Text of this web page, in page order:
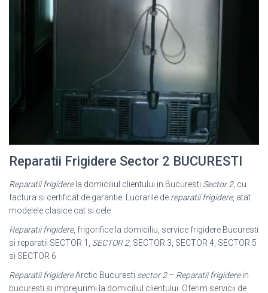
Reparatii Frigidere Sector 2 BUCURESTI
Reparatii frigiderela domiciliul clientului in Bucuresti Sector 2, cu
factura si certificat de garantie. Lucrarile de reparatii frigidere, atat
modelele clasice cat si cele
Reparatii frigidere, frigorifice la domiciliu, service frigidere Bucuresti
si reparatii SECTOR 1, SECTOR 2, SECTOR 3, SECTOR 4, SECTOR 5
si SECTOR 6 .
Reparatii frigidereArctic Bucuresti sector 2– Reparatii frigiderein
bucuresti si imprejurimi la domiciliul clientului. Oferim servicii de